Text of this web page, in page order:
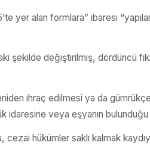
yer alan formlara” ibaresi
şekilde değiştirilmiş, dördüncü
ihraç edilmesi ya da
veya eşyanın
hükümler saklı kalmak